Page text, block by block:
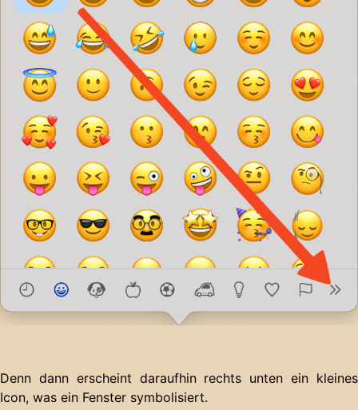
Denn dann erscheint daraufhin rechts unten ein kleines
Icon, was ein Fenster symbolisiert.